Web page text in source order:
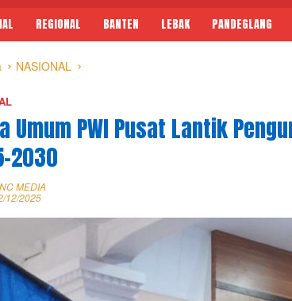
REGIONAL BANTEN LEBAK PANDEGLANG
NASIONAL
Umum PWI Pusat Lantik
2030
MEDIA
12/2025